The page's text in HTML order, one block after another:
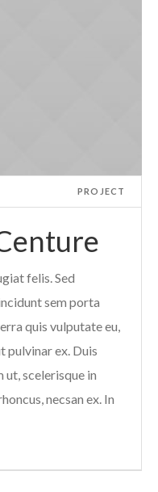
PROJECT
felis. Sed
sem porta
quis vulputate eu,
pulvinar ex. Duis
ut, scelerisque in
necsan ex. In